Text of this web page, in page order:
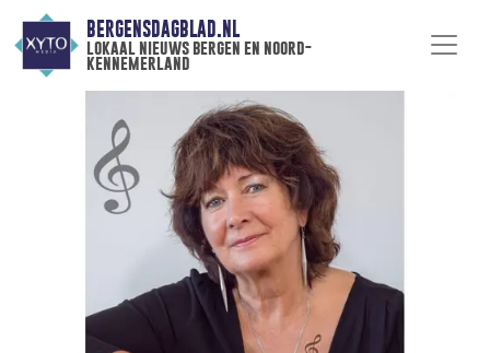
BERGENSDAGBLAD.NL
lokaal nieuws bergen en noord-
kennemerland